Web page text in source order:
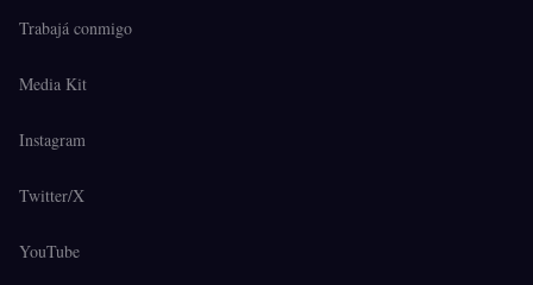
Trabajá conmigo
Media Kit
Instagram
Twitter/X
YouTube